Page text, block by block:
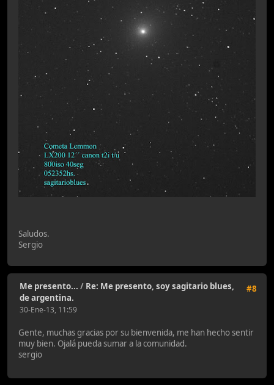
Saludos.
Sergio
#8
Me presento... / Re: Me presento, soy sagitario blues,
de argentina.
30-Ene-13, 11:59
Gente, muchas gracias por su bienvenida, me han hecho sentir
muy bien. Ojalá pueda sumar a la comunidad.
sergio